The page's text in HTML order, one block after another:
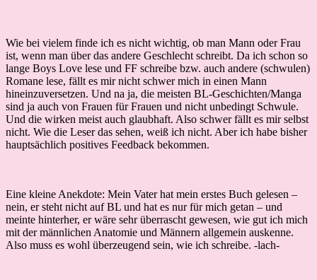
Wie bei vielem finde ich es nicht wichtig, ob man Mann oder Frau
ist, wenn man über das andere Geschlecht schreibt. Da ich schon so
lange Boys Love lese und FF schreibe bzw. auch andere (schwulen)
Romane lese, fällt es mir nicht schwer mich in einen Mann
hineinzuversetzen. Und na ja, die meisten BL-Geschichten/Manga
sind ja auch von Frauen für Frauen und nicht unbedingt Schwule.
Und die wirken meist auch glaubhaft. Also schwer fällt es mir selbst
nicht. Wie die Leser das sehen, weiß ich nicht. Aber ich habe bisher
hauptsächlich positives Feedback bekommen.
Eine kleine Anekdote: Mein Vater hat mein erstes Buch gelesen –
nein, er steht nicht auf BL und hat es nur für mich getan – und
meinte hinterher, er wäre sehr überrascht gewesen, wie gut ich mich
mit der männlichen Anatomie und Männern allgemein auskenne.
Also muss es wohl überzeugend sein, wie ich schreibe. -lach-